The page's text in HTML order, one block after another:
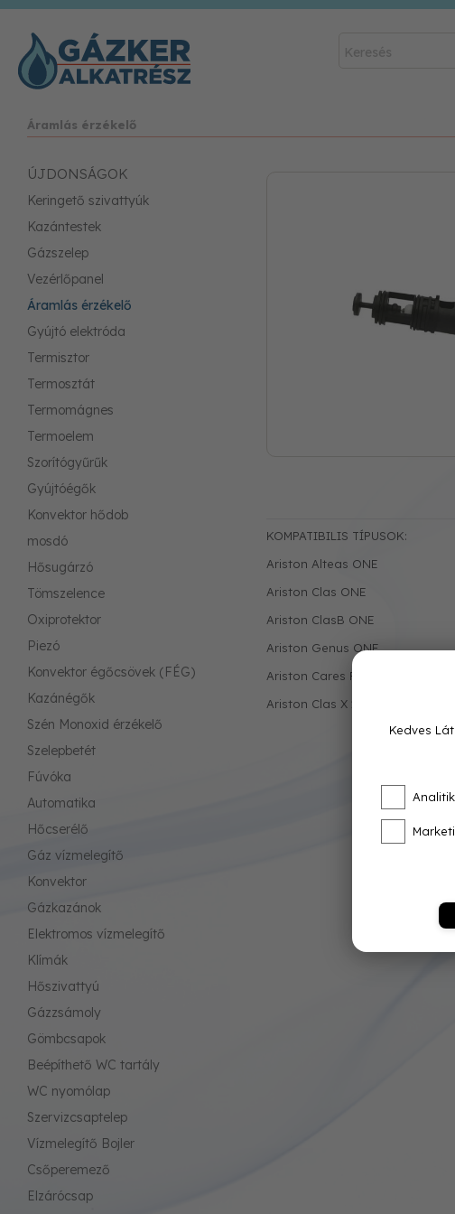
Áramlás érzékelő
KOMPATIBILIS TÍPUSOK:
Ariston Alteas ONE
Ariston Clas ONE
Ariston ClasB ONE
Ariston Genus ONE
Ariston Cares Premium 24/30 EU2
Ariston Clas X 24 CF EU
ÚJDONSÁGOK
Keringető szivattyúk
Kazántestek
Gázszelep
Vezérlőpanel
Áramlás érzékelő
Gyújtó elektróda
Termisztor
Termosztát
Termomágnes
Termoelem
Szorítógyűrűk
Gyújtóégők
Konvektor hődob
mosdó
Hősugárzó
Tömszelence
Oxiprotektor
Piezó
Konvektor égőcsövek (FÉG)
Kazánégők
Szén Monoxid érzékelő
Szelepbetét
Fúvóka
Automatika
Hőcserélő
Gáz vízmelegítő
Konvektor
Gázkazánok
Elektromos vízmelegítő
Klímák
Hőszivattyú
Gázzsámoly
Gömbcsapok
Beépíthető WC tartály
WC nyomólap
Szervizcsaptelep
Vízmelegítő Bojler
Csőperemező
Elzárócsap
Kedves